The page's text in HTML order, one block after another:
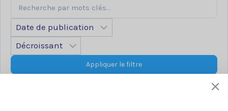
Appliquer le filtre